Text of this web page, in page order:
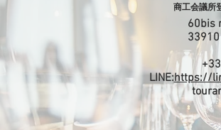
商工会議所
60bis
LINE:https://